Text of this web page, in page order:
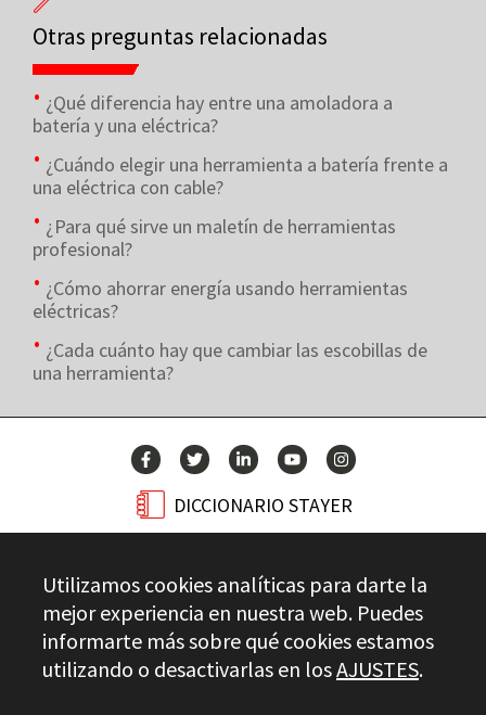
Otras preguntas relacionadas
¿Qué diferencia hay entre una amoladora a
batería y una eléctrica?
¿Cuándo elegir una herramienta a batería frente a
una eléctrica con cable?
¿Para qué sirve un maletín de herramientas
profesional?
¿Cómo ahorrar energía usando herramientas
eléctricas?
¿Cada cuánto hay que cambiar las escobillas de
una herramienta?
DICCIONARIO STAYER
CONTACTO
Stayer.es © 2026
Utilizamos cookies analíticas para darte la
mejor experiencia en nuestra web. Puedes
informarte más sobre qué cookies estamos
utilizando o desactivarlas en losAJUSTES.